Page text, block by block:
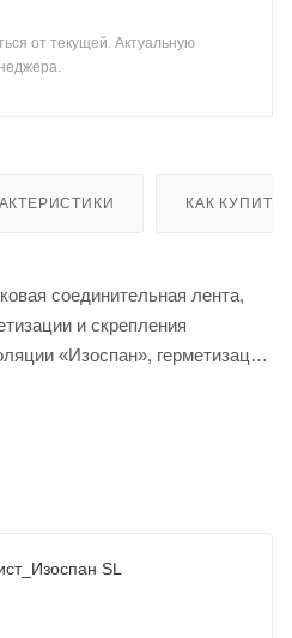
от текущей. Актуальную
КАК КУПИТЬ
соединительная лента,
и скрепления
«Изоспан», герметизации
SL